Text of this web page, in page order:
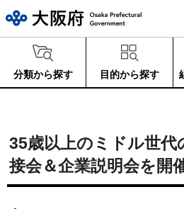
分類から探す 目的から探す
35歳以上のミドル世代
接会＆企業説明会を開